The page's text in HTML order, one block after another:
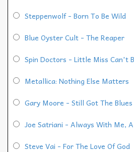
Steppenwolf - Born To Be Wild
Blue Oyster Cult - The Reaper
Spin Doctors - Little Miss Can't
Metallica: Nothing Else Matters
Gary Moore - Still Got The Blues
Joe Satriani - Always With Me,
Steve Vai - For The Love Of God